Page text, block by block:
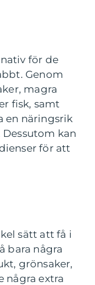
för de
Genom
magra
fisk, samt
en näringsrik
kan
för att
sätt att få i
bara några
grönsaker,
några extra